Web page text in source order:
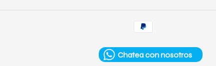
pago
Chatea con nosotros